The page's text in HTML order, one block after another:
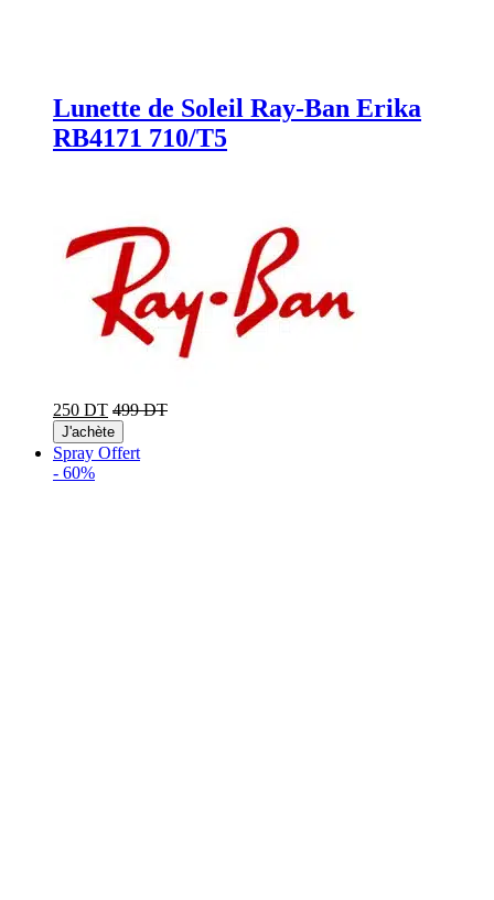
Lunette de Soleil Ray-Ban Erika
RB4171 710/T5
250 DT 499 DT
J'achète
Spray Offert
- 60%